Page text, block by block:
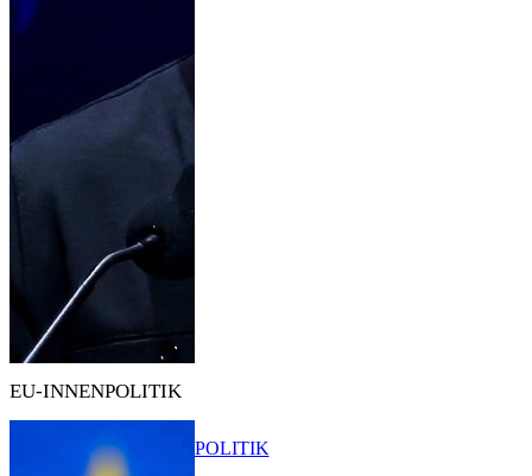
EU-INNENPOLITIK
POLITIK